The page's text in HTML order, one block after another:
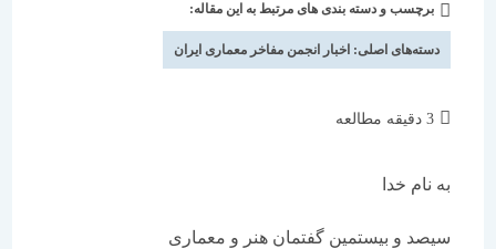
شده
است:
برچسب و دسته بندی های مرتبط به این مقاله:
دسته‌های اصلی:اخبار انجمن مفاخر معماری ایران
به نام خدا
سیصد و بیستمین گفتمان هنر و معماری